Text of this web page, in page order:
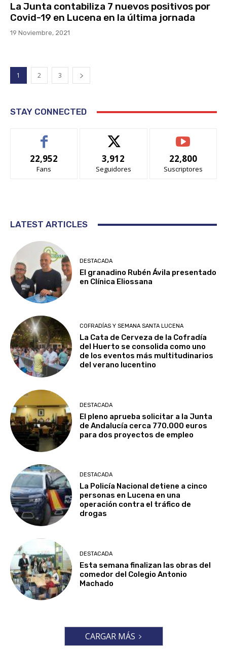
La Junta contabiliza 7 nuevos positivos por
Covid-19 en Lucena en la última jornada
19 Noviembre, 2021
1 2 3
STAY CONNECTED
22,952
Fans
3,912
Seguidores
22,800
Suscriptores
LATEST ARTICLES
DESTACADA
El granadino Rubén Ávila presentado
en Clínica Eliossana
COFRADÍAS Y SEMANA SANTA LUCENA
La Cata de Cerveza de la Cofradía
del Huerto se consolida como uno
de los eventos más multitudinarios
del verano lucentino
DESTACADA
El pleno aprueba solicitar a la Junta
de Andalucía cerca 770.000 euros
para dos proyectos de empleo
DESTACADA
La Policía Nacional detiene a cinco
personas en Lucena en una
operación contra el tráfico de
drogas
DESTACADA
Esta semana finalizan las obras del
comedor del Colegio Antonio
Machado
CARGAR MÁS